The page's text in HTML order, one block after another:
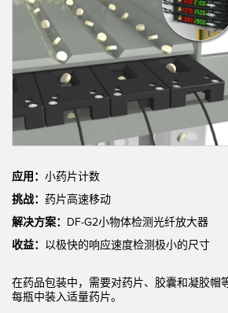
光电传感器
激光测距
测量光幕
3D飞行时间
雷达传感器
光纤放大器
光纤
槽形和标签传感器
色标、颜色和荧光传感器
前缘检测
工厂通信
机器监控/设备综合效率
物料、服务或托盘取件呼叫
状况监测：预测性维护和预防性维护
远程监控
预测性维护与状态监控
预测性维护与状态监控
应用： 小药片计数
挑战： 药片高速移动
解决方案： DF-G2小物体检测光纤放大器
收益： 以极快的响应速度检测极小的尺寸
在药品包装中，需要对药片、胶囊和凝胶帽
每瓶中装入适量药片。